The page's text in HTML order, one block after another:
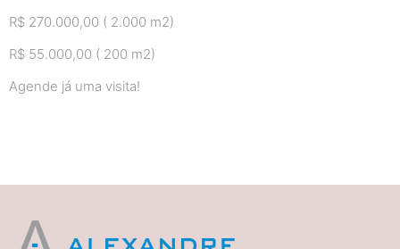
R$ 270.000,00 ( 2.000 m2)
R$ 55.000,00 ( 200 m2)
Agende já uma visita!